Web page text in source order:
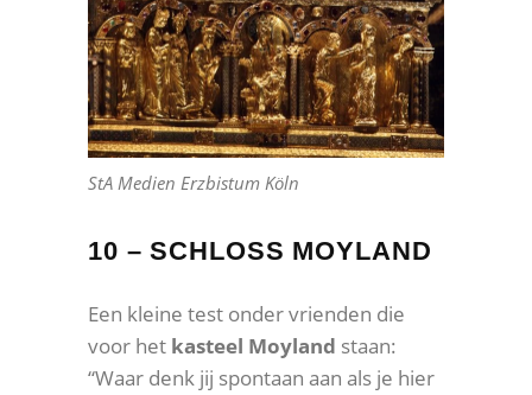
StA Medien Erzbistum Köln
10 – SCHLOSS MOYLAND
Een kleine test onder vrienden die
voor het kasteel Moyland staan:
“Waar denk jij spontaan aan als je hier